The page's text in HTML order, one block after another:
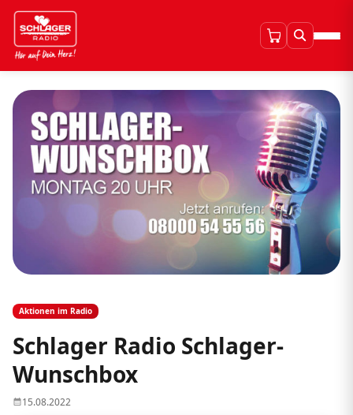
Aktionen im Radio
Schlager Radio Schlager-
Wunschbox
15.08.2022